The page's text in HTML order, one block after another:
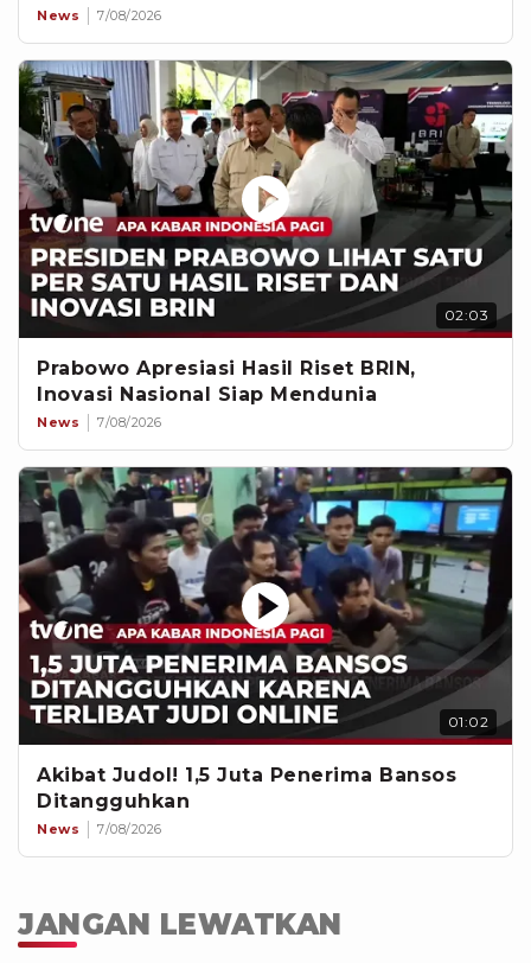
News 7/08/2026
02:03
Prabowo Apresiasi Hasil Riset BRIN,
Inovasi Nasional Siap Mendunia
News 7/08/2026
01:02
Akibat Judol! 1,5 Juta Penerima Bansos
Ditangguhkan
News 7/08/2026
JANGAN LEWATKAN